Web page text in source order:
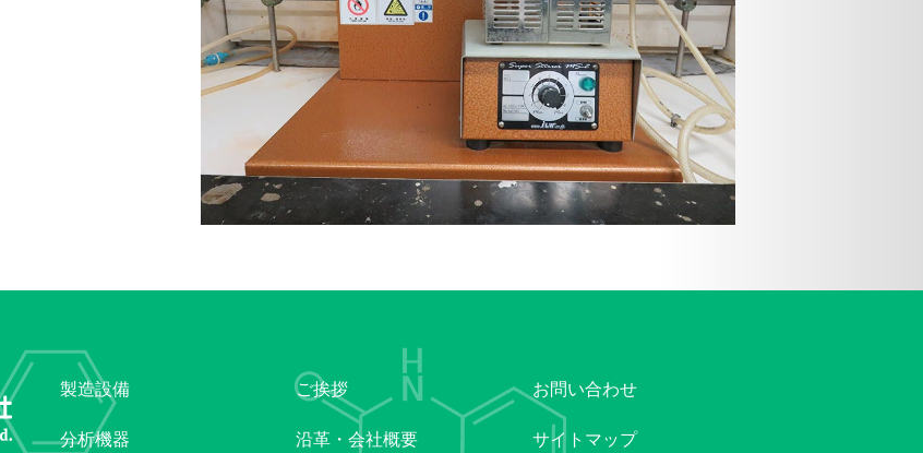
製造設備
分析機器
ご挨拶
沿革・会社概要
お問い合わせ
サイトマップ